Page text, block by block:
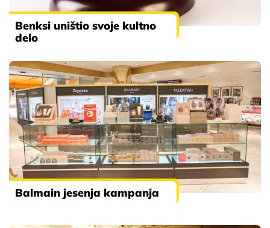
Benksi uništio svoje kultno
delo
Balmain jesenja kampanja